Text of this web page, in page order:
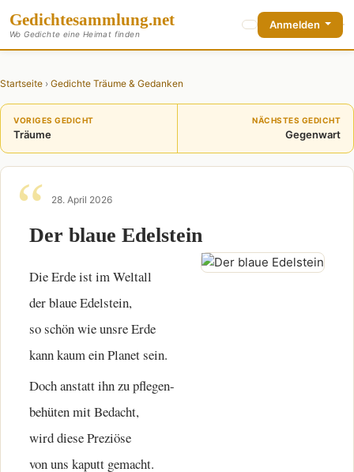
Gedichtesammlung.net
Wo Gedichte eine Heimat finden
Anmelden
Startseite › Gedichte Träume & Gedanken
VORIGES GEDICHT
Träume
NÄCHSTES GEDICHT
Gegenwart
28. April 2026
Der blaue Edelstein
Die Erde ist im Weltall
der blaue Edelstein,
so schön wie unsre Erde
kann kaum ein Planet sein.
Doch anstatt ihn zu pflegen-
behüten mit Bedacht,
wird diese Preziöse
von uns kaputt gemacht.